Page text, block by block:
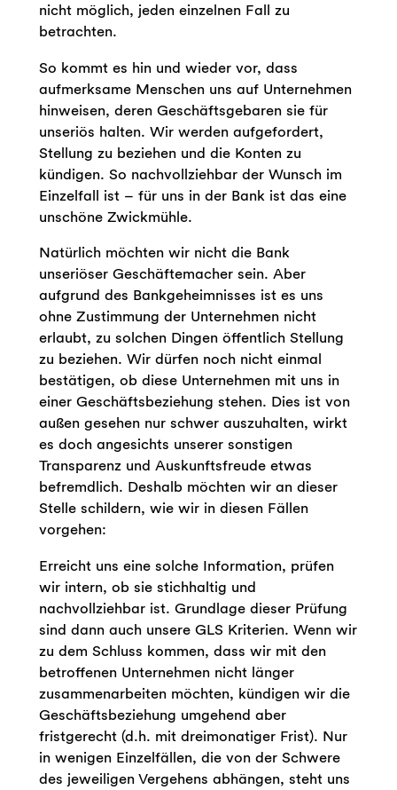
nicht möglich, jeden einzelnen Fall zu
betrachten.
So kommt es hin und wieder vor, dass
aufmerksame Menschen uns auf Unternehmen
hinweisen, deren Geschäftsgebaren sie für
unseriös halten. Wir werden aufgefordert,
Stellung zu beziehen und die Konten zu
kündigen. So nachvollziehbar der Wunsch im
Einzelfall ist – für uns in der Bank ist das eine
unschöne Zwickmühle.
Natürlich möchten wir nicht die Bank
unseriöser Geschäftemacher sein. Aber
aufgrund des Bankgeheimnisses ist es uns
ohne Zustimmung der Unternehmen nicht
erlaubt, zu solchen Dingen öffentlich Stellung
zu beziehen. Wir dürfen noch nicht einmal
bestätigen, ob diese Unternehmen mit uns in
einer Geschäftsbeziehung stehen. Dies ist von
außen gesehen nur schwer auszuhalten, wirkt
es doch angesichts unserer sonstigen
Transparenz und Auskunftsfreude etwas
befremdlich. Deshalb möchten wir an dieser
Stelle schildern, wie wir in diesen Fällen
vorgehen:
Erreicht uns eine solche Information, prüfen
wir intern, ob sie stichhaltig und
nachvollziehbar ist. Grundlage dieser Prüfung
sind dann auch unsere GLS Kriterien. Wenn wir
zu dem Schluss kommen, dass wir mit den
betroffenen Unternehmen nicht länger
zusammenarbeiten möchten, kündigen wir die
Geschäftsbeziehung umgehend aber
fristgerecht (d.h. mit dreimonatiger Frist). Nur
in wenigen Einzelfällen, die von der Schwere
des jeweiligen Vergehens abhängen, steht uns